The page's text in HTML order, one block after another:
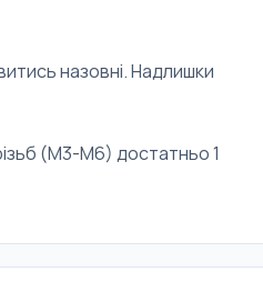
назовні. Надлишки
(М3-М6) достатньо 1